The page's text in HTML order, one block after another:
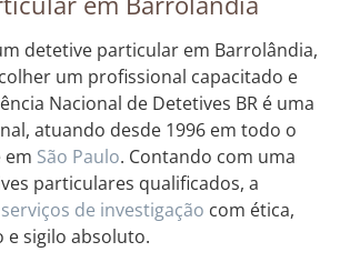
detetive particular em Barrolândia,
um profissional capacitado e
Nacional de Detetives BR é uma
atuando desde 1996 em todo o
em São Paulo. Contando com uma
particulares qualificados, a
serviços de investigação com ética,
sigilo absoluto.